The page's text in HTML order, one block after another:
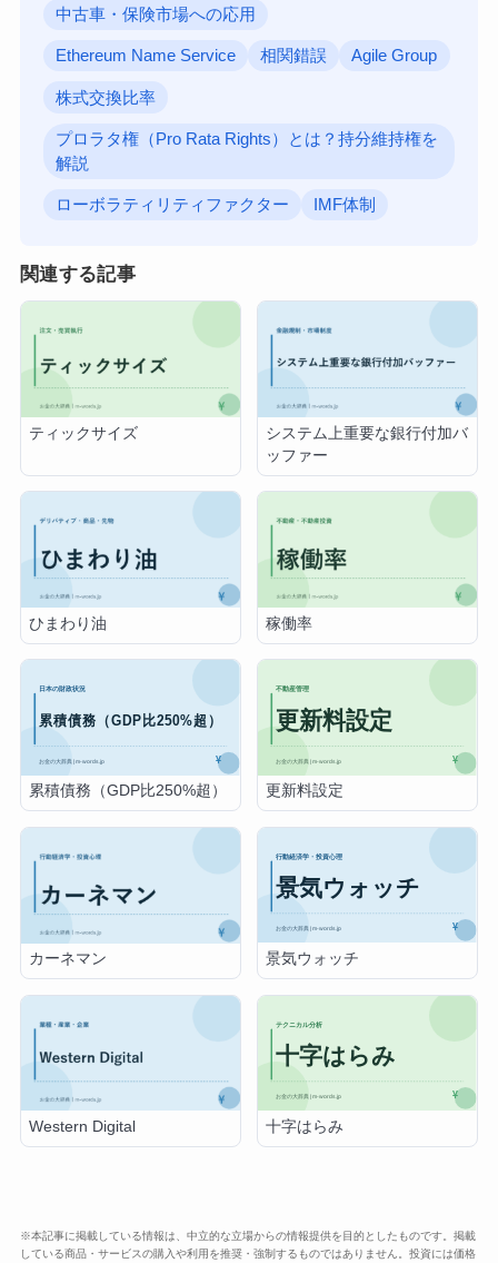
中古車・保険市場への応用
Ethereum Name Service 相関錯誤 Agile Group
株式交換比率
プロラタ権（Pro Rata Rights）とは？持分維持権を
解説
ローボラティリティファクター IMF体制
関連する記事
ティックサイズ
システム上重要な銀行付加バ
ッファー
ひまわり油 稼働率
累積債務（GDP比250%超） 更新料設定
カーネマン 景気ウォッチ
Western Digital 十字はらみ
※本記事に掲載している情報は、中立的な立場からの情報提供を目的としたものです。掲載
している商品・サービスの購入や利用を推奨・強制するものではありません。投資には価格